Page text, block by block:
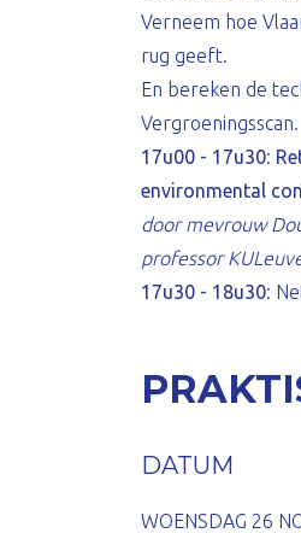
Verneem hoe
rug geeft.
En bereken de
Vergroeningsscan.
17u00 - 17u30:
environmental
door mevrouw
professor
17u30 - 18u30:
DATUM
WOENSDAG 26